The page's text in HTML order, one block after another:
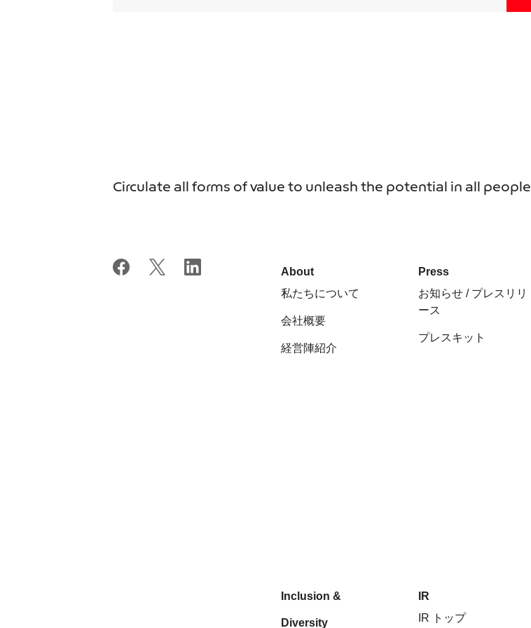
Circulate all forms of value to unleash the potential in all people
About
私たちについて
会社概要
経営陣紹介
Press
お知らせ / プレスリリ
ース
プレスキット
Inclusion &
Diversity
IR
IR トップ